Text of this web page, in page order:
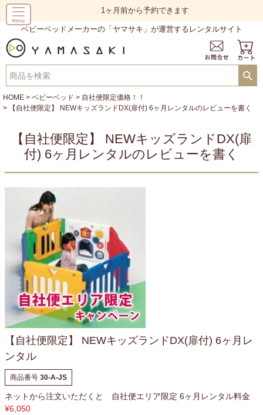
1ヶ月前から予約できます
ベビーベッドメーカーの「ヤマサキ」が運営するレンタルサイト
HOME ベビーベッド
自社便限定価格！！
【自社便限定】 NEWキッズランドDX(扉付) 6ヶ月レンタルのレビューを書く
【自社便限定】 NEWキッズランドDX(扉
付) 6ヶ月レンタルのレビューを書く
【自社便限定】 NEWキッズランドDX(扉付) 6ヶ月レ
ンタル
商品番号 30-A-JS
ネットから注文いただくと 自社便エリア限定 6ヶ月レンタル料金
¥6,050